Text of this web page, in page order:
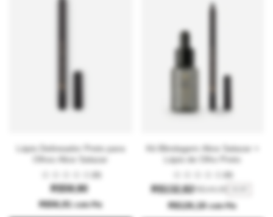
Lápis Delineador Preto para
Olhos Alice Salazar
R$59,90
R$56,91 com
Kit Blindagem Alice Salazar +
Lápis de Olho Preto
R$132,82
R$126,18 com